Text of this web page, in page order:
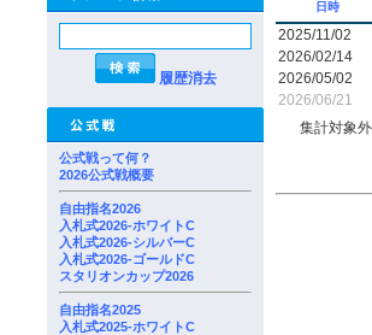
履歴消去
公式戦って何？
2026公式戦概要
自由指名2026
入札式2026-ホワイトC
入札式2026-シルバーC
入札式2026-ゴールドC
スタリオンカップ2026
自由指名2025
入札式2025-ホワイトC
日時
2025/11/02
2026/02/14
2026/05/02
2026/06/21
集計対象